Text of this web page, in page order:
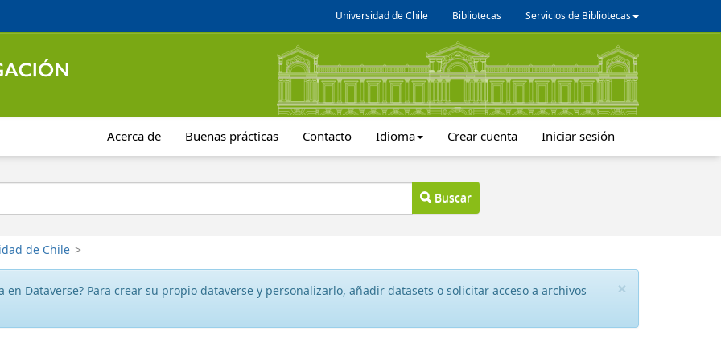
Universidad de Chile Bibliotecas Servicios de Bibliotecas
Acerca de Buenas prácticas Contacto Idioma Crear cuenta Iniciar sesión
Buscar
de Chile >
×
en Dataverse? Para crear su propio dataverse y personalizarlo, añadir datasets o solicitar acceso a archivos